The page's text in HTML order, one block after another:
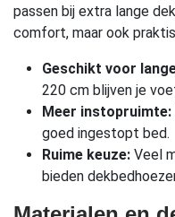
passen bij extra lange
comfort, maar ook
Geschikt voor
220 cm blijven je
Meer instopruimte:
goed ingestopt bed.
Ruime keuze: Veel
bieden